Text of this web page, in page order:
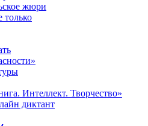
жюри
только
Интеллект. Творчество»
диктант